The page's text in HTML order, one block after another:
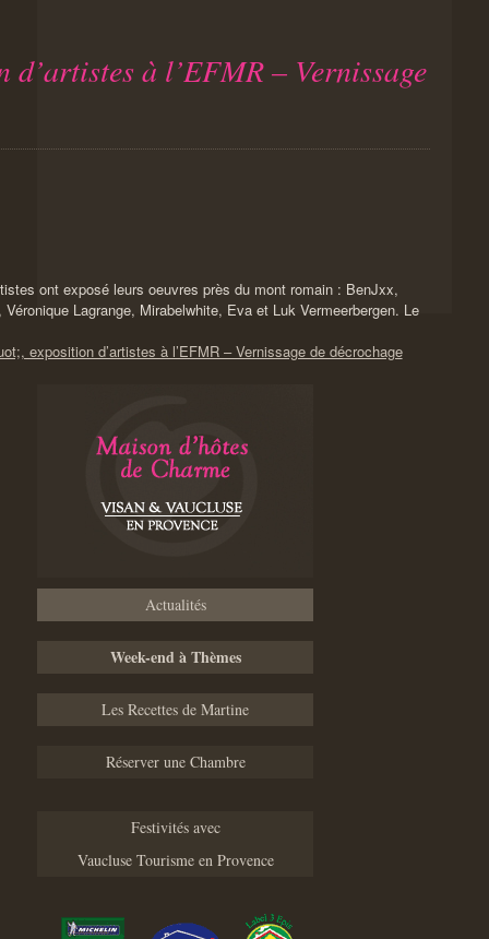
à l’EFMR – Vernissage
ont exposé leurs oeuvres près du mont romain : BenJxx,
Lagrange, Mirabelwhite, Eva et Luk Vermeerbergen. Le
exposition d’artistes à l’EFMR – Vernissage de décrochage
Actualités
Week-end à Thèmes
Les Recettes de Martine
Réserver une Chambre
Festivités avec
Vaucluse Tourisme en Provence